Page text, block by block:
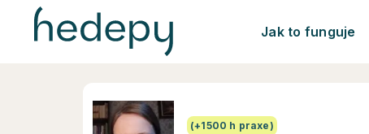
Jak to funguje
(+1500 h praxe)